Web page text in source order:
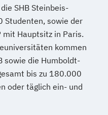
SHB Steinbeis-
Studenten, sowie der
mit Hauptsitz in Paris.
kommen
sowie die Humboldt-
bis zu 180.000
oder täglich ein- und